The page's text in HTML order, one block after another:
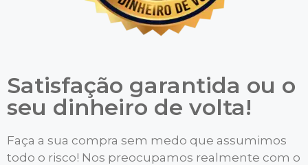
Satisfação garantida ou o
seu dinheiro de volta!
Faça a sua compra sem medo que assumimos
todo o risco! Nos preocupamos realmente com o